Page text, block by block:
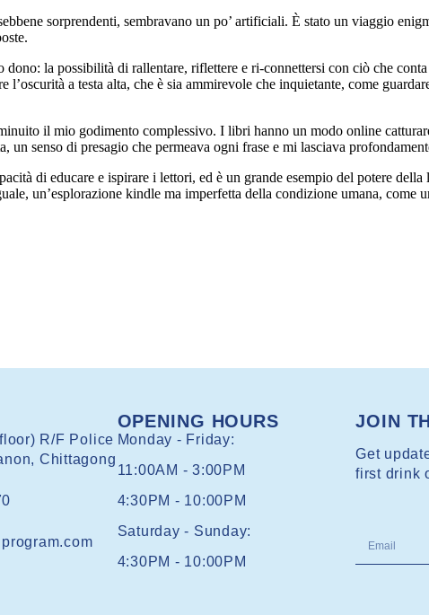
sorprendenti, sembravano un po’ artificiali. È stato un viaggio
la possibilità di rallentare, riflettere e ri-connettersi con ciò che
a testa alta, che è sia ammirevole che inquietante, come
il mio godimento complessivo. I libri hanno un modo online
senso di presagio che permeava ogni frase e mi lasciava
di educare e ispirare i lettori, ed è un grande esempio del potere
un’esplorazione kindle ma imperfetta della condizione umana, come
R/F Police
Chittagong
OPENING HOURS
Monday - Friday:
11:00AM - 3:00PM
4:30PM - 10:00PM
Saturday - Sunday:
4:30PM - 10:00PM
JOIN
Get
first drink